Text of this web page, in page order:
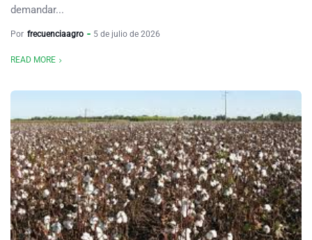
demandar...
Por frecuenciaagro 5 de julio de 2026
READ MORE